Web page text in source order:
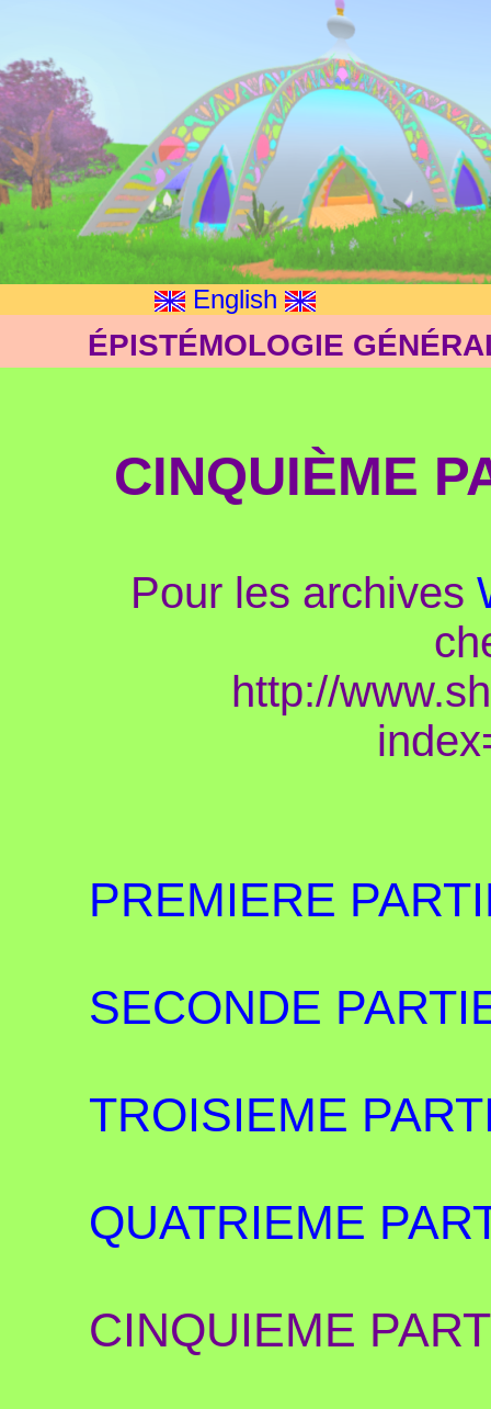
English
ÉPISTÉMOLOGIE
CINQUIÈME
Pour les archives
http://
PREMIERE
SECONDE
TROISIEME
QUATRIEME
CINQUIEME